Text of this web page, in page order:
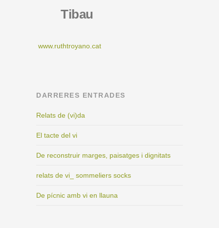
Tibau
www.ruthtroyano.cat
DARRERES ENTRADES
Relats de (vi)da
El tacte del vi
De reconstruir marges, paisatges i dignitats
relats de vi_ sommeliers socks
De pícnic amb vi en llauna